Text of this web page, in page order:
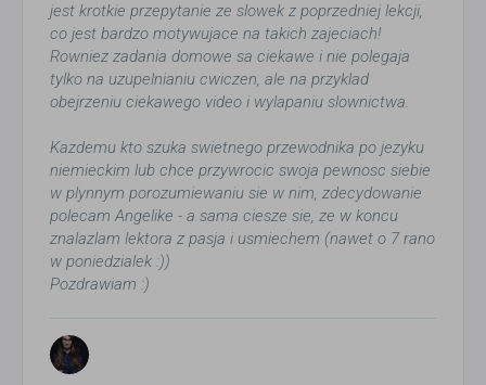
jest krotkie przepytanie ze slowek z poprzedniej lekcji,
co jest bardzo motywujace na takich zajeciach!
Rowniez zadania domowe sa ciekawe i nie polegaja
tylko na uzupelnianiu cwiczen, ale na przyklad
obejrzeniu ciekawego video i wylapaniu slownictwa.
Kazdemu kto szuka swietnego przewodnika po jezyku
niemieckim lub chce przywrocic swoja pewnosc siebie
w plynnym porozumiewaniu sie w nim, zdecydowanie
polecam Angelike - a sama ciesze sie, ze w koncu
znalazlam lektora z pasja i usmiechem (nawet o 7 rano
w poniedzialek :))
Pozdrawiam :)